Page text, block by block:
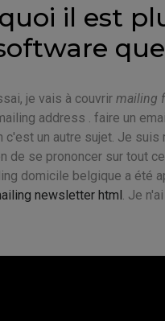
il est
je vais à couvrir mailing
address . faire un
c'est un autre sujet. Je
de se prononcer sur tout
domicile belgique a été
newsletter html . Je